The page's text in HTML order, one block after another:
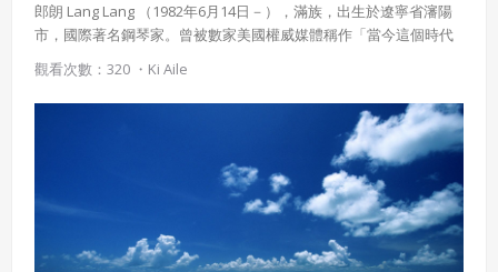
郎朗 Lang Lang （1982年6月14日－），滿族，出生於遼寧省瀋陽
市，國際著名鋼琴家。曾被數家美國權威媒體稱作「當今這個時代
團和美國五大交響樂團的第一位中國鋼琴家。曾被《人物》雜誌稱
為「將改變世界的20名青年」之一。現居美國紐約。
觀看次數：320 ・ Ki Aile
會員聲明並保證會員於使用本系統時創作、上傳或張貼的著
作物，會員享有所有權或經合法授權。
者，吉寶系統公司應立即通知會員，必要時本系統得移除爭
議內容。會員應協助相關程序並負擔吉寶系統公司因此所生
六、終止
會員違反本合約或本系統任一規定者，吉寶系統公司得終止
本合約。